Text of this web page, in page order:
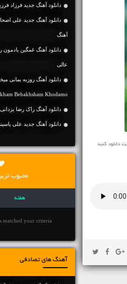
دانلود آهنگ جديد فرزاد فرزین کلبه با 2
آهنگ
دانلود آهنگ غمگین
عالی
Bebakhsham Khodamo
دانلود آهنگ راک رضا
دانلود آهنگ جديد علی
محبوب
هفته
matched your criteria.
آهنگ های تصادفی